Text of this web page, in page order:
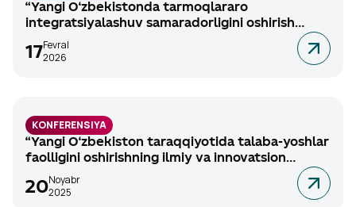
“Yangi O‘zbekistonda tarmoqlararo
integratsiyalashuv samaradorligini oshirish
asosida barqaror iqtisodiy o‘sishga erishishning
dolzarb masalalari” mavzusida xalqaro ilmiy-
17Fevral
2026
KONFERENSIYA
“Yangi O‘zbekiston taraqqiyotida talaba-yoshlar
faolligini oshirishning ilmiy va innovatsion
tendensiyalari” mavzusidagi respublika ilmiy-
amaliy anjumani, 2025-yil 27-noyabr.
20Noyabr
2025